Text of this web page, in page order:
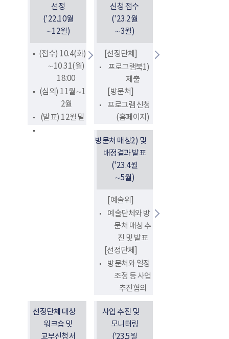
선정
('22.10월
∼12월)
(접수) 10.4(화)
∼10.31(월)
18:00
(심의) 11월∼1
2월
(발표) 12월 말
신청 접수
('23.2월
∼3월)
[선정단체]
프로그램북1)
제출
[방문처]
프로그램 신청
(홈페이지)
방문처 매칭2) 및
배정결과 발표
('23.4월
∼5월)
[예술위]
예술단체와 방
문처 매칭 추
진 및 발표
[선정단체]
방문처와 일정
조정 등 사업
추진협의
선정단체 대상
워크숍 및
교부신청서
사업 추진 및
모니터링
(’23.5월